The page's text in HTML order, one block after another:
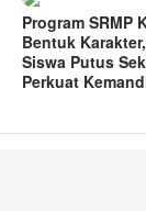
Program SRMP
Bentuk
Siswa Putus
Perkuat